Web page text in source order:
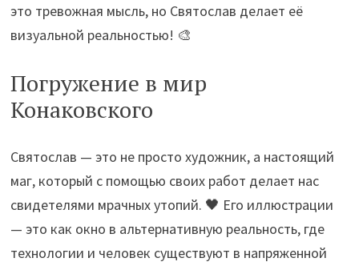
это тревожная мысль, но Святослав делает её
визуальной реальностью! 🎨
Погружение в мир
Конаковского
Святослав — это не просто художник, а настоящий
маг, который с помощью своих работ делает нас
свидетелями мрачных утопий. 🖤 Его иллюстрации
— это как окно в альтернативную реальность, где
технологии и человек существуют в напряженной